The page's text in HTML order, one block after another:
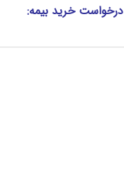
درخواست خرید بیمه: